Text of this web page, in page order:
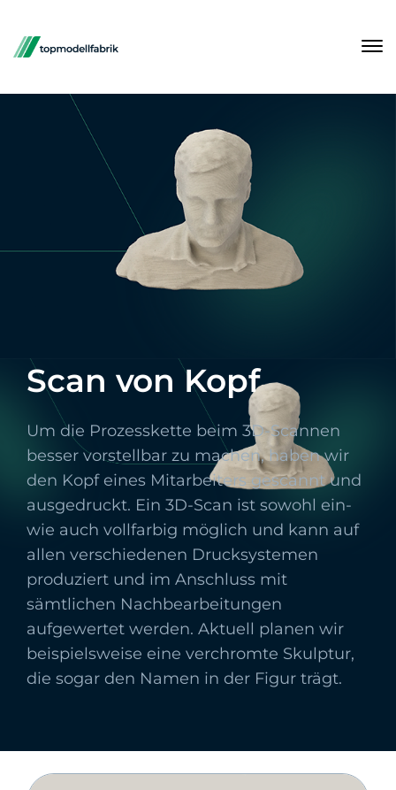
Scan von Kopf
Um die Prozesskette beim 3D-Scannen
besser vorstellbar zu machen, haben wir
den Kopf eines Mitarbeiters gescannt und
ausgedruckt. Ein 3D-Scan ist sowohl ein-
wie auch vollfarbig möglich und kann auf
allen verschiedenen Drucksystemen
produziert und im Anschluss mit
sämtlichen Nachbearbeitungen
aufgewertet werden. Aktuell planen wir
beispielsweise eine verchromte Skulptur,
die sogar den Namen in der Figur trägt.